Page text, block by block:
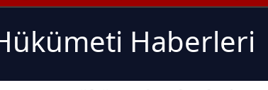
Ağrı
Amasya
Haberleri